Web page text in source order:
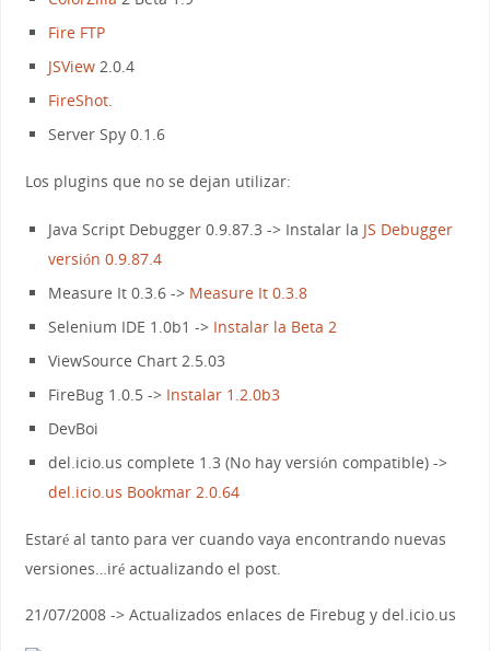
Fire FTP
JSView 2.0.4
FireShot.
Server Spy 0.1.6
Los plugins que no se dejan utilizar:
Java Script Debugger 0.9.87.3 -> Instalar la JS Debugger
versión 0.9.87.4
Measure It 0.3.6 -> Measure It 0.3.8
Selenium IDE 1.0b1 -> Instalar la Beta 2
ViewSource Chart 2.5.03
FireBug 1.0.5 -> Instalar 1.2.0b3
DevBoi
del.icio.us complete 1.3 (No hay versión compatible) ->
del.icio.us Bookmar 2.0.64
Estaré al tanto para ver cuando vaya encontrando nuevas
versiones…iré actualizando el post.
21/07/2008 -> Actualizados enlaces de Firebug y del.icio.us